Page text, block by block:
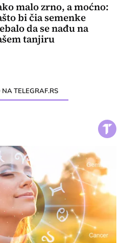
malo zrno, a moćno:
bi čia semenke
da se nađu na
tanjiru
TELEGRAF.RS